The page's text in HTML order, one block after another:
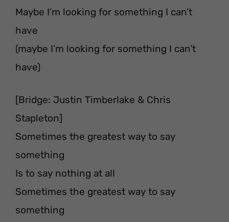
Maybe I’m looking for something I can’t
have
(maybe I’m looking for something I can’t
have)
[Bridge: Justin Timberlake & Chris
Stapleton]
Sometimes the greatest way to say
something
Is to say nothing at all
Sometimes the greatest way to say
something